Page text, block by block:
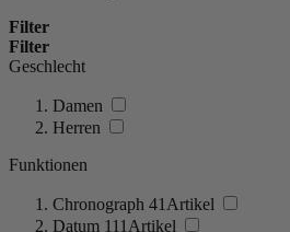
Filter
Filter
Geschlecht
Damen
Herren
Funktionen
Chronograph 41 Artikel
Datum 111 Artikel